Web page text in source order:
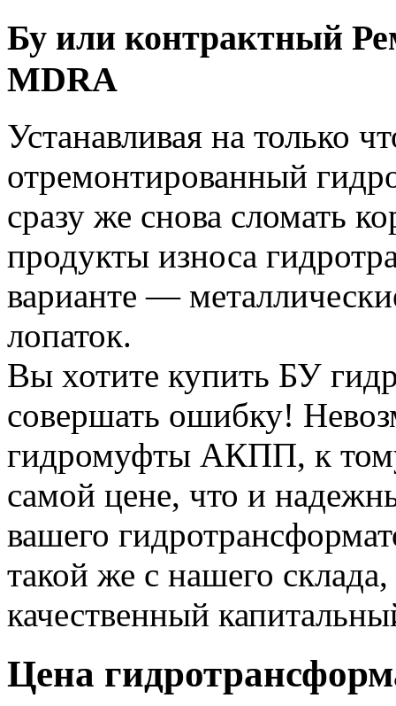
Бу или контрактный
MDRA
Устанавливая на только
отремонтированный
сразу же снова сломать
продукты износа
варианте —
лопаток.
Вы хотите купить БУ
совершать ошибку!
гидромуфты АКПП, к
самой цене, что и
вашего
такой же с нашего
качественный
Цена